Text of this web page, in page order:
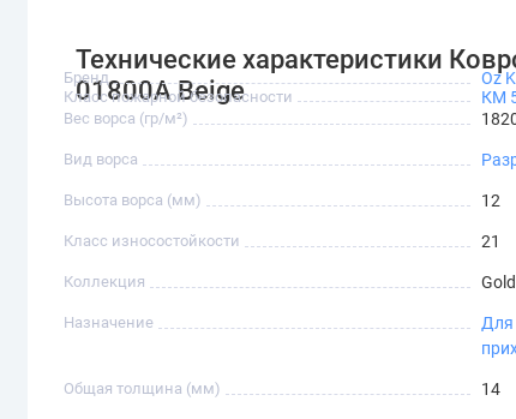
Технические характеристики
01800A Beige
Класс пожарной безопасности КМ
Бренд Oz
Вес ворса (гр/м²)
Вид ворса
Высота ворса (мм) 12
Класс износостойкости 21
Коллекция
Назначение Для
Общая толщина (мм) 14